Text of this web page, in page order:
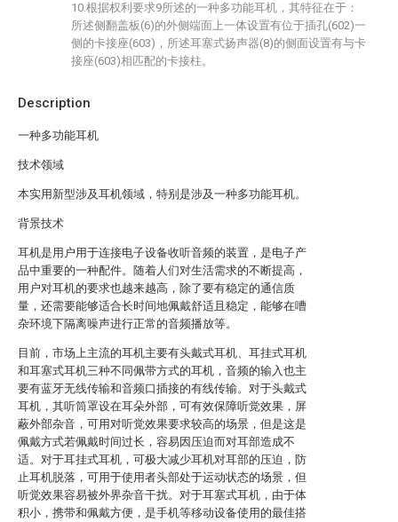
Description
一种多功能耳机
技术领域
本实用新型涉及耳机领域，特别是涉及一种多功能耳机。
背景技术
耳机是用户用于连接电子设备收听音频的装置，是电子产
品中重要的一种配件。随着人们对生活需求的不断提高，
用户对耳机的要求也越来越高，除了要有稳定的通信质
量，还需要能够适合长时间地佩戴舒适且稳定，能够在嘈
杂环境下隔离噪声进行正常的音频播放等。
目前，市场上主流的耳机主要有头戴式耳机、耳挂式耳机
和耳塞式耳机三种不同佩带方式的耳机，音频的输入也主
要有蓝牙无线传输和音频口插接的有线传输。对于头戴式
耳机，其听筒罩设在耳朵外部，可有效保障听觉效果，屏
蔽外部杂音，可用对听觉效果要求较高的场景，但是这是
佩戴方式若佩戴时间过长，容易因压迫而对耳部造成不
适。对于耳挂式耳机，可极大减少耳机对耳部的压迫，防
止耳机脱落，可用于使用者头部处于运动状态的场景，但
听觉效果容易被外界杂音干扰。对于耳塞式耳机，由于体
积小，携带和佩戴方便，是手机等移动设备使用的最佳搭
10.根据权利要求9所述的一种多功能耳机，其特征在于：
所述侧翻盖板(6)的外侧端面上一体设置有位于插孔(602)一
侧的卡接座(603)，所述耳塞式扬声器(8)的侧面设置有与卡
接座(603)相匹配的卡接柱。